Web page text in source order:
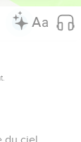
du ciel,